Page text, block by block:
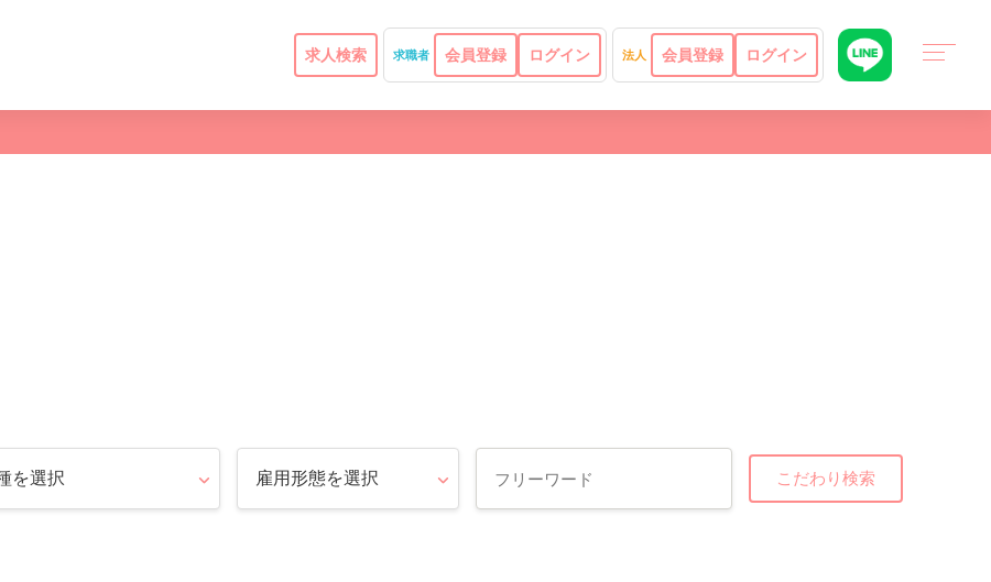
求人検索 求職者 会員登録 ログイン 法人 会員登録 ログイン
こだわり検索